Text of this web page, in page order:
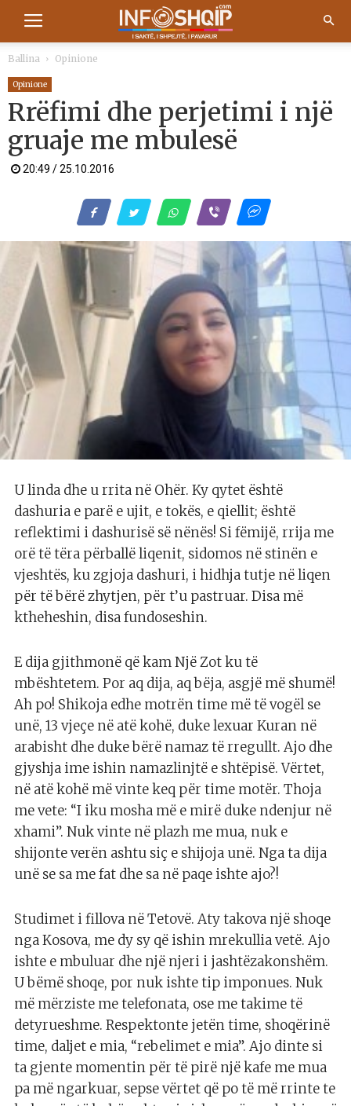
Ballina Opinione
Opinione
Rrëfimi dhe perjetimi i një
gruaje me mbulesë
20:49 / 25.10.2016
U linda dhe u rrita në Ohër. Ky qytet është
dashuria e parë e ujit, e tokës, e qiellit; është
reflektimi i dashurisë së nënës! Si fëmijë, rrija me
orë të tëra përballë liqenit, sidomos në stinën e
vjeshtës, ku zgjoja dashuri, i hidhja tutje në liqen
për të bërë zhytjen, për t’u pastruar. Disa më
ktheheshin, disa fundoseshin.
E dija gjithmonë që kam Një Zot ku të
mbështetem. Por aq dija, aq bëja, asgjë më shumë!
Ah po! Shikoja edhe motrën time më të vogël se
unë, 13 vjeçe në atë kohë, duke lexuar Kuran në
arabisht dhe duke bërë namaz të rregullt. Ajo dhe
gjyshja ime ishin namazlinjtë e shtëpisë. Vërtet,
në atë kohë më vinte keq për time motër. Thoja
me vete: “I iku mosha më e mirë duke ndenjur në
xhami”. Nuk vinte në plazh me mua, nuk e
shijonte verën ashtu siç e shijoja unë. Nga ta dija
unë se sa me fat dhe sa në paqe ishte ajo?!
Studimet i fillova në Tetovë. Aty takova një shoqe
nga Kosova, me dy sy që ishin mrekullia vetë. Ajo
ishte e mbuluar dhe një njeri i jashtëzakonshëm.
U bëmë shoqe, por nuk ishte tip imponues. Nuk
më mërziste me telefonata, ose me takime të
detyrueshme. Respektonte jetën time, shoqërinë
time, daljet e mia, “rebelimet e mia”. Ajo dinte si
ta gjente momentin për të pirë një kafe me mua
pa më ngarkuar, sepse vërtet që po të më rrinte te